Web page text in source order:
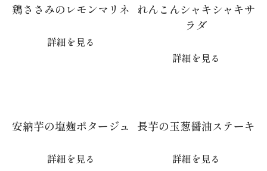
鶏ささみのレモンマリネ
詳細を見る
れんこんシャキシャキサ
ラダ
詳細を見る
安納芋の塩麹ポタージュ
詳細を見る
長芋の玉葱醤油ステーキ
詳細を見る